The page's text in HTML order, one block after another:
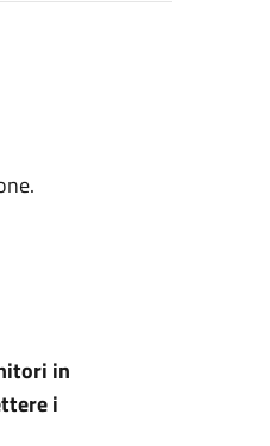
in
i